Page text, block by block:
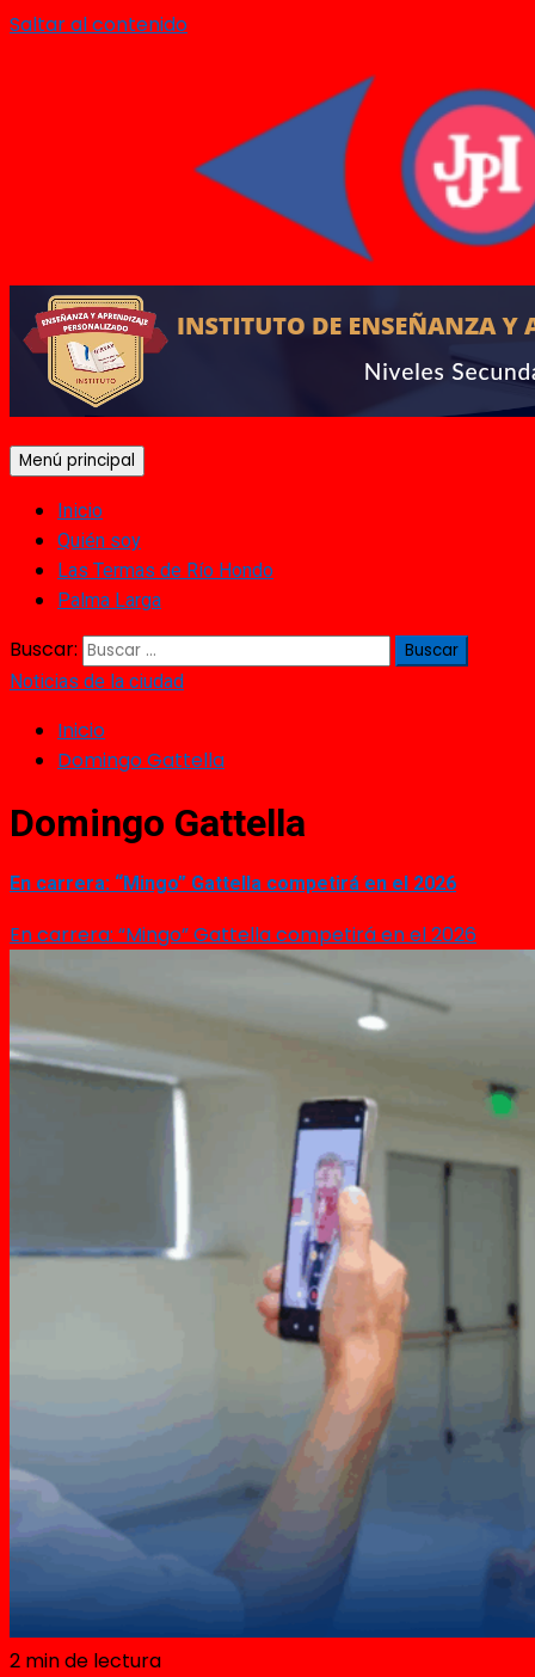
Saltar al contenido
Menú principal
Inicio
Quién soy
Las Termas de Río Hondo
Palma Larga
Buscar:
Noticias de la ciudad
Inicio
Domingo Gattella
Domingo Gattella
En carrera: “Mingo” Gattella competirá en el 2026
En carrera: “Mingo” Gattella competirá en el 2026
2 min de lectura